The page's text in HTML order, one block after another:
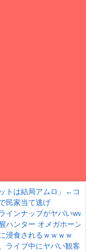
トは結局アムロ」←コ
民家当て逃げ
インナップがヤバい
醒ハンター オメガホ
浸食されるｗｗｗｗ
ライブ中にヤバい観客